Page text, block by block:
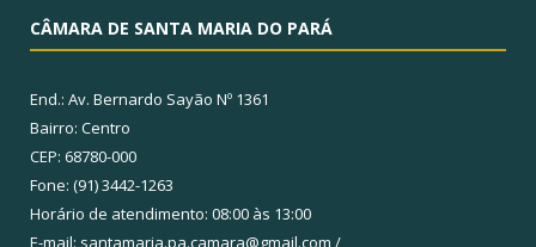
CÂMARA DE SANTA MARIA DO PARÁ
End.: Av. Bernardo Sayão Nº 1361
Bairro: Centro
CEP: 68780-000
Fone: (91) 3442-1263
Horário de atendimento: 08:00 às 13:00
E-mail: santamaria.pa.camara@gmail.com /